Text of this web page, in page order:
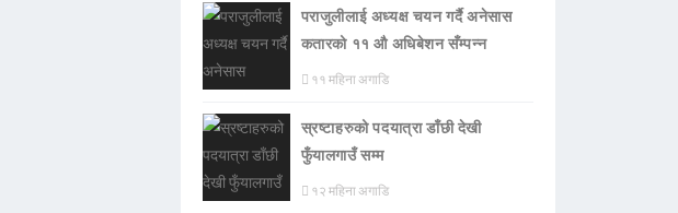
पराजुलीलाई अध्यक्ष चयन गर्दै अनेसास
कतारको ११ औ अधिबेशन सँम्पन्न
११ महिना अगाडि
स्रष्टाहरुको पदयात्रा डाँछी देखी
फुँयालगाउँ सम्म
१२ महिना अगाडि